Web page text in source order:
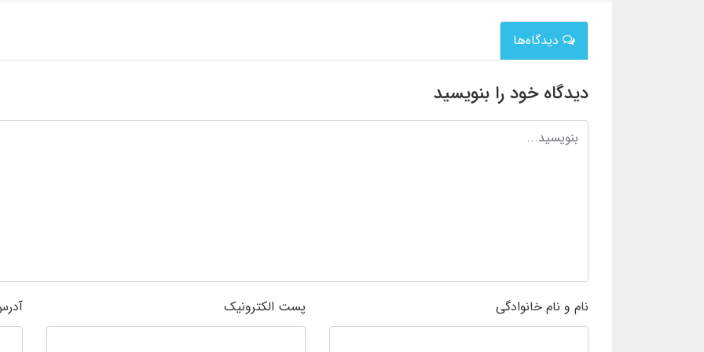
دیدگاه‌ها
دیدگاه خود را بنویسید
نام و نام خانوادگی پست الکترونیک